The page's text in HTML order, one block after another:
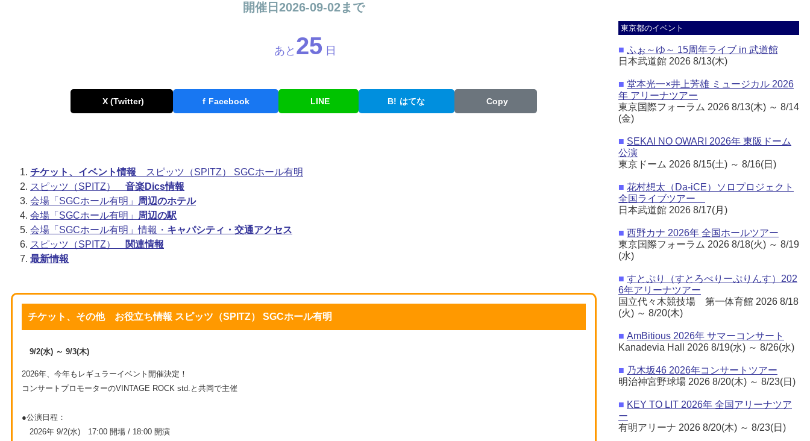
開催日2026-09-02まで
あと 25 日
X (Twitter) f Facebook LINE B! はてな Copy
チケット、イベント情報 スピッツ（SPITZ） SGCホール有明
スピッツ（SPITZ） 音楽Dics情報
会場「SGCホール有明」
周辺のホテル
会場「SGCホール有明」
周辺の駅
会場「SGCホール有明」情報・ キャパシティ・交通アクセス
スピッツ（SPITZ）
関連情報
最新情報
チケット、その他 お役立ち情報 スピッツ（SPITZ） SGCホール有明
9/2(水) ～ 9/3(木)
2026年、今年もレギュラーイベント開催決定！
コンサートプロモーターのVINTAGE ROCK std.と共同で主催
●公演日程：
2026年 9/2(水) 17:00 開場 / 18:00 開演
東京都のイベント
■ ふぉ～ゆ～ 15周年ライブ in 武道館
日本武道館 2026 8/13(木)
■ 堂本光一×井上芳雄 ミュージカル 2026
年 アリーナツアー
東京国際フォーラム 2026 8/13(木) ～ 8/14
(金)
■ SEKAI NO OWARI 2026年 東阪ドーム
公演
東京ドーム 2026 8/15(土) ～ 8/16(日)
■ 花村想太（Da-iCE）ソロプロジェクト
全国ライブツアー
日本武道館 2026 8/17(月)
■ 西野カナ 2026年 全国ホールツアー
東京国際フォーラム 2026 8/18(火) ～ 8/19
(水)
■ すとぷり（すとろべりーぷりんす）202
6年アリーナツアー
国立代々木競技場 第一体育館 2026 8/18
(火) ～ 8/20(木)
■ AmBitious 2026年 サマーコンサート
Kanadevia Hall 2026 8/19(水) ～ 8/26(水)
■ 乃木坂46 2026年コンサートツアー
明治神宮野球場 2026 8/20(木) ～ 8/23(日)
■ KEY TO LIT 2026年 全国アリーナツア
ー
有明アリーナ 2026 8/20(木) ～ 8/23(日)